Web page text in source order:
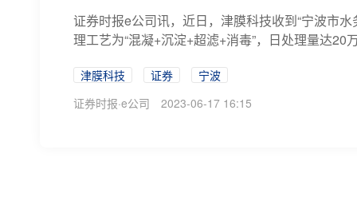
证券时报e公司讯，近日，津膜科技收到“宁波市
理工艺为“混凝+沉淀+超滤+消毒”，日处理量达
津膜科技 证券
宁波
证券时报·e公司
2023-06-17 16:15